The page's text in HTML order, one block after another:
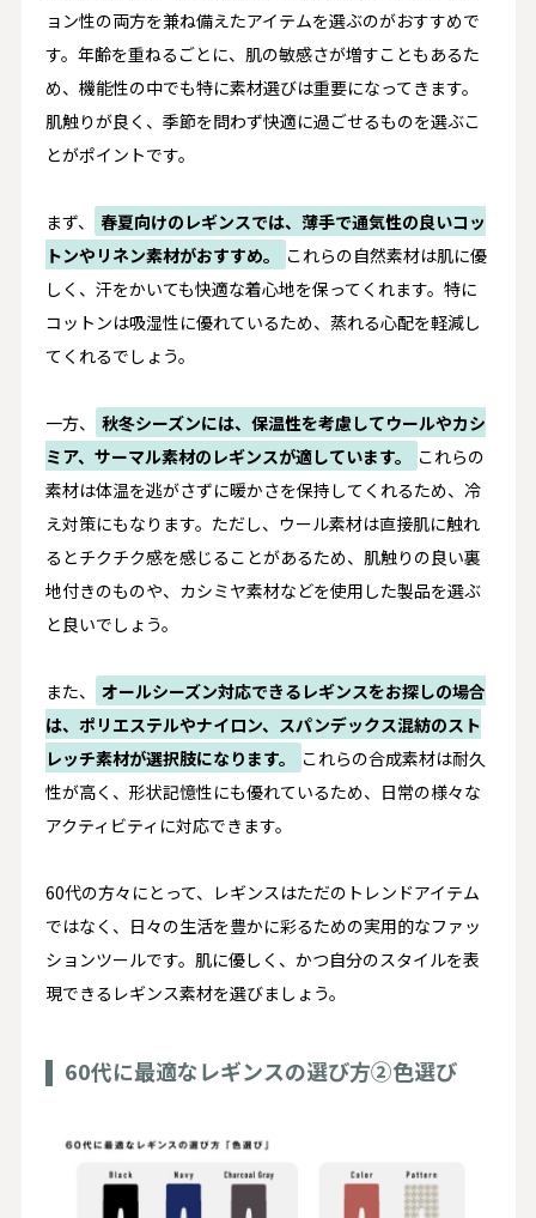
ョン性の両方を兼ね備えたアイテムを選ぶのがおすすめで
す。年齢を重ねるごとに、肌の敏感さが増すこともあるた
め、機能性の中でも特に素材選びは重要になってきます。
肌触りが良く、季節を問わず快適に過ごせるものを選ぶこ
とがポイントです。
まず、
春夏向けのレギンスでは、薄手で通気性の良いコッ
トンやリネン素材がおすすめ。
これらの自然素材は肌に優
しく、汗をかいても快適な着心地を保ってくれます。特に
コットンは吸湿性に優れているため、蒸れる心配を軽減し
てくれるでしょう。
一方、
秋冬シーズンには、保温性を考慮してウールやカシ
ミア、サーマル素材のレギンスが適しています。
これらの
素材は体温を逃がさずに暖かさを保持してくれるため、冷
え対策にもなります。ただし、ウール素材は直接肌に触れ
るとチクチク感を感じることがあるため、肌触りの良い裏
地付きのものや、カシミヤ素材などを使用した製品を選ぶ
と良いでしょう。
また、
オールシーズン対応できるレギンスをお探しの場合
は、ポリエステルやナイロン、スパンデックス混紡のスト
レッチ素材が選択肢になります。
これらの合成素材は耐久
性が高く、形状記憶性にも優れているため、日常の様々な
アクティビティに対応できます。
60代の方々にとって、レギンスはただのトレンドアイテム
ではなく、日々の生活を豊かに彩るための実用的なファッ
ションツールです。肌に優しく、かつ自分のスタイルを表
現できるレギンス素材を選びましょう。
60代に最適なレギンスの選び方②色選び